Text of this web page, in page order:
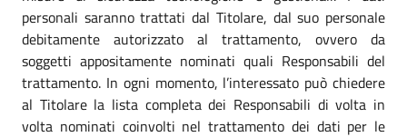
personali saranno trattati dal Titolare, dal suo personale
debitamente autorizzato al trattamento, ovvero da
soggetti appositamente nominati quali Responsabili del
trattamento. In ogni momento, l’interessato può chiedere
al Titolare la lista completa dei Responsabili di volta in
volta nominati coinvolti nel trattamento dei dati per le